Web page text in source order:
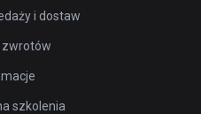
i dostaw
zwrotów
szkolenia